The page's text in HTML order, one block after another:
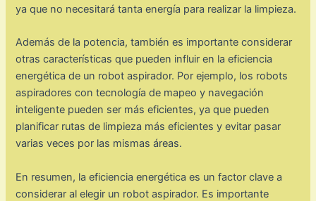
ya que no necesitará tanta energía para realizar la limpieza.
Además de la potencia, también es importante considerar
otras características que pueden influir en la eficiencia
energética de un robot aspirador. Por ejemplo, los robots
aspiradores con tecnología de mapeo y navegación
inteligente pueden ser más eficientes, ya que pueden
planificar rutas de limpieza más eficientes y evitar pasar
varias veces por las mismas áreas.
En resumen, la eficiencia energética es un factor clave a
considerar al elegir un robot aspirador. Es importante